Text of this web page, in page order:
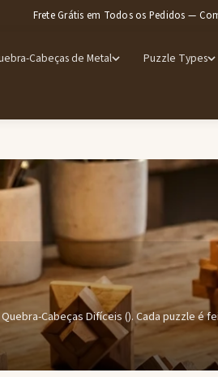
Frete Grátis em Todos os Pedidos —
Cabeças de Metal Puzzle Types
Cabeças Difíceis (). Cada puzzle